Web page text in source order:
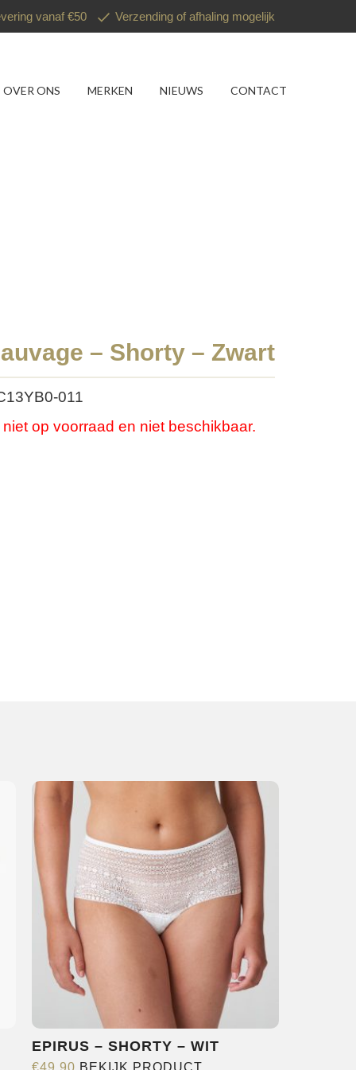
vanaf €50 Verzending of afhaling mogelijk
OVER ONS MERKEN NIEUWS CONTACT
– Shorty – Zwart
011
op voorraad en niet beschikbaar.
EPIRUS – SHORTY – WIT
€49,90 BEKIJK PRODUCT